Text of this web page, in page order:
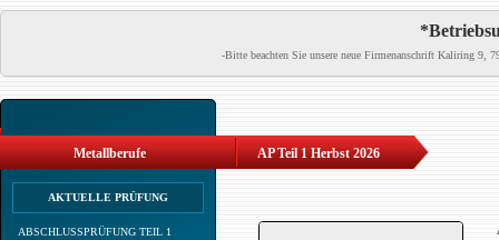
-Bitte beachten Sie unsere neue Firmenanschrift Kaliring 9,
Metallberufe
AKTUELLE PRÜFUNG
ABSCHLUSSPRÜFUNG TEIL 1
AP Teil 1 Herbst 2026